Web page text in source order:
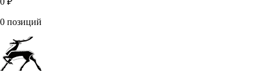
0 позиций